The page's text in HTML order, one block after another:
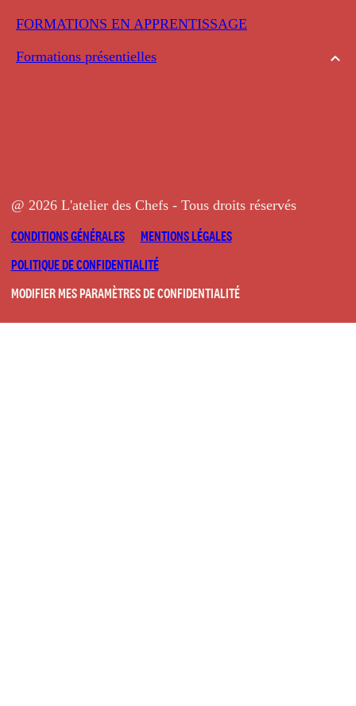
FORMATIONS EN APPRENTISSAGE
Formations présentielles
@ 2026 L'atelier des Chefs - Tous droits réservés
CONDITIONS GÉNÉRALES
MENTIONS LÉGALES
POLITIQUE DE CONFIDENTIALITÉ
MODIFIER MES PARAMÈTRES DE CONFIDENTIALITÉ